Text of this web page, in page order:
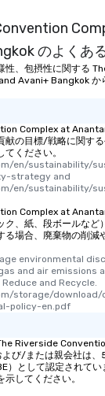
のよくあ
性、包摂性に関する
Avani+ Bangkok か
Complex at
献の目標/戦略に関す
てください。
en/sustainability/
strategy and
en/sustainability/
Complex at
ク、紙、段ボールなど
る場合、廃棄物の削減
environmental
and air emissions
and Recycle.
storage/download/
policy-en.pdf
Riverside
び/または親会社は、
）として認定されて
してください。